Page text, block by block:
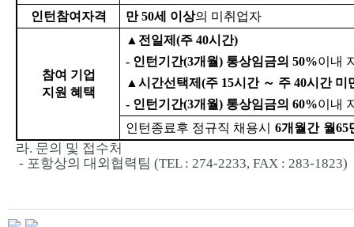
인턴참여자격
만 50세 이상의 미취업자
참여 기업
지원 혜택
▲전일제(주 40시간)
- 인턴기간(3개월) 통상임금의 50%이내
▲시간선택제(주 15시간 ～ 주 40시간 미
- 인턴기간(3개월) 통상임금의 60%이내
인턴종료후 정규직 채용시
6개월간 월65
라. 문의 및 접수처
- 포항상의 대외협력팀 (TEL : 274-2233, FAX : 283-1823)